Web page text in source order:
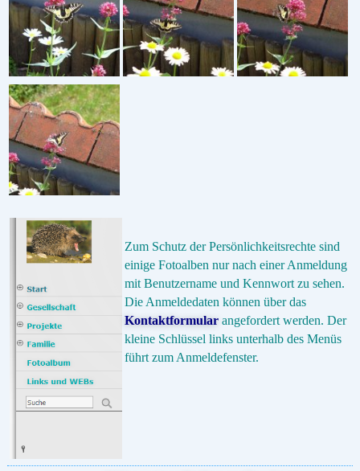
Zum Schutz der Persönlichkeitsrechte sind
einige Fotoalben nur nach einer Anmeldung
mit Benutzername und Kennwort zu sehen.
Die Anmeldedaten können über das
Kontaktformular angefordert werden. Der
kleine Schlüssel links unterhalb des Menüs
führt zum Anmeldefenster.